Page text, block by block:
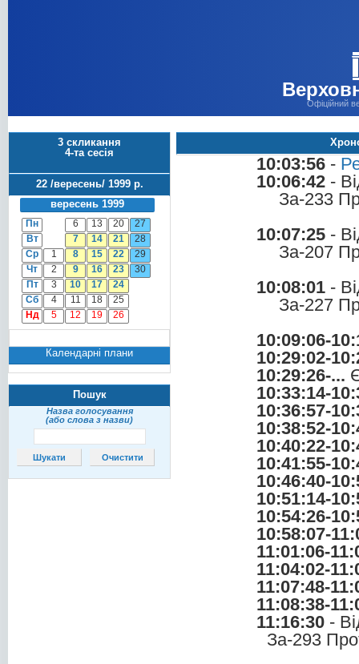
Офіційний
3 скликання
4-та сесія
22 /вересень/ 1999 р.
вересень 1999
Пн 6 13 20
27
Вт
7 14 21
28
Ср
1 8 15 22
29
Чт
2 9 16 23
30
Пт
3 10 17
24
Сб
4 11 18
25
Нд
5 12 19 26
Календарні плани
Пошук
Назва голосування
(або слова з назви)
10:03:56 -
10:06:42 -
За-233
10:07:25 -
За-207
10:08:01 -
За-227
10:09:06-
10:29:02-
10:29:26-...
10:33:14-
10:36:57-
10:38:52-
10:40:22-
10:41:55-
10:46:40-
10:51:14-
10:54:26-
10:58:07-
11:01:06-
11:04:02-
11:07:48-
11:08:38-
11:16:30 -
За-293